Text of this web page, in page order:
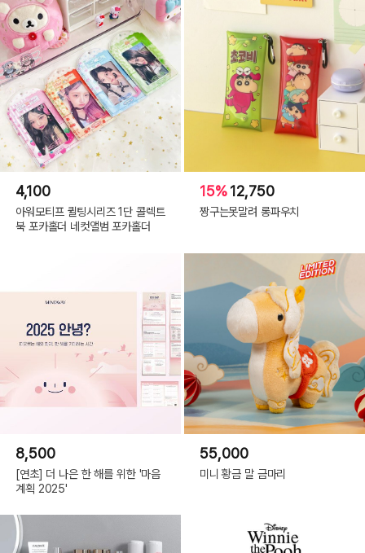
4,100
아워모티프 퀼팅시리즈 1단 콜렉트
북 포카홀더 네컷앨범 포카홀더
15%12,750
짱구는못말려 롱파우치
8,500
[연초] 더 나은 한 해를 위한 '마음
계획 2025'
55,000
미니 황금 말 금마리